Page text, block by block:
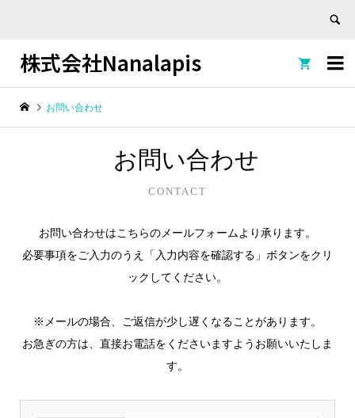

株式会社Nanalapis 
お問い合わせ
お問い合わせ
CONTACT
お問い合わせはこちらのメールフォームより承ります。
必要事項をご入力のうえ「入力内容を確認する」ボタンをクリ
ックしてください。
※メールの場合、ご返信が少し遅くなることがあります。
お急ぎの方は、直接お電話をくださいますようお願いいたしま
す。